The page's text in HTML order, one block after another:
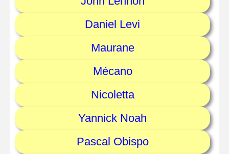
Daniel Levi
Maurane
Mécano
Nicoletta
Yannick Noah
Pascal Obispo